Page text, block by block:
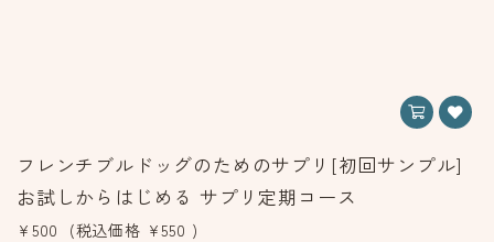
フレンチブルドッグのためのサプリ[初回サンプル]
お試しからはじめる サプリ定期コース
¥500 (税込価格 ¥550 )